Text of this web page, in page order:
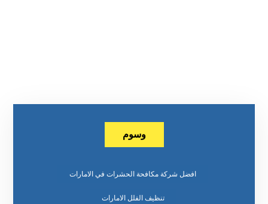
وسوم
افضل شركة مكافحة الحشرات في الامارات
تنظيف الفلل الامارات